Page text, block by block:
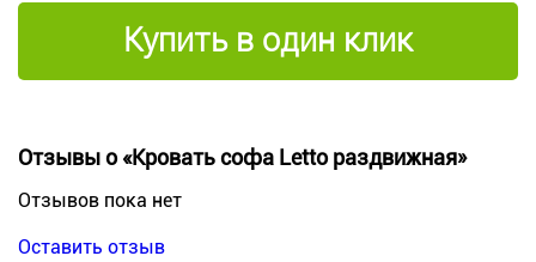
Купить в один клик
Отзывы о «Кровать софа Letto раздвижная»
Отзывов пока нет
Оставить отзыв